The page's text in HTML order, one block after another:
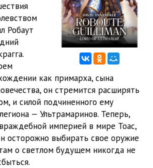
12:33
- Робаут Жиллиман Владыка Ультрамара
20:31
- Робаут Жиллиман Владыка Ультрамара
- Робаут Жиллиман Владыка Ультрамара
- Робаут Жиллиман Владыка Ультрамара
21:35
- Робаут Жиллиман Владыка Ультрамара
14:28
- Робаут Жиллиман Владыка Ультрамара
17:54
- Робаут Жиллиман Владыка Ультрамара
18:53
- Робаут Жиллиман Владыка Ультрамара
Робаут
как примарха, сына
он стремится расширять
и силой подчиненного ему
— Ультрамаринов. Теперь,
империей в мире Тоас,
осторожно выбирать свое оружие
о светлом будущем никогда не